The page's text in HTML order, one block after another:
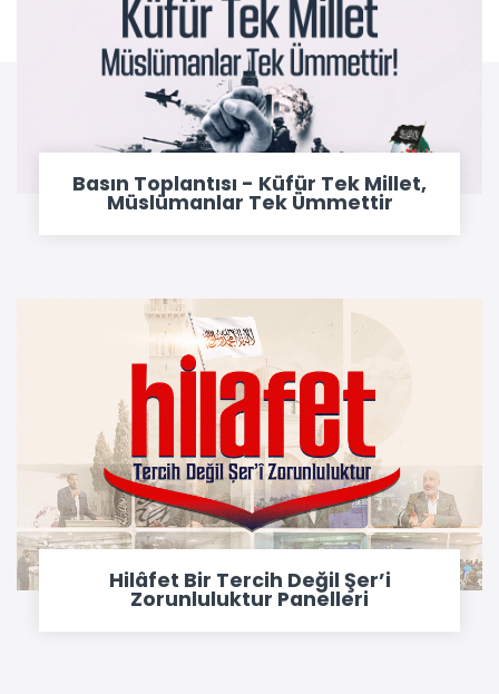
Basın Toplantısı - Küfür Tek Millet,
Müslümanlar Tek Ümmettir
Hilâfet Bir Tercih Değil Şer’i
Zorunluluktur Panelleri